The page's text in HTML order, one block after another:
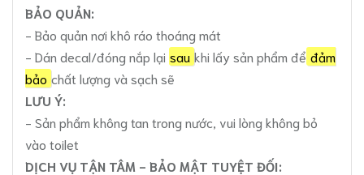
BẢO QUẢN:
- Bảo quản nơi khô ráo thoáng mát
- Dán decal/đóng nắp lại sau khi lấy sản phẩm để đảm
bảo chất lượng và sạch sẽ
LƯU Ý:
- Sản phẩm không tan trong nước, vui lòng không bỏ
vào toilet
DỊCH VỤ TẬN TÂM - BẢO MẬT TUYỆT ĐỐI: